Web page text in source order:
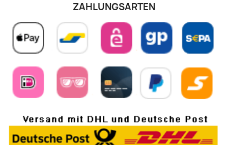
ZAHLUNGSARTEN